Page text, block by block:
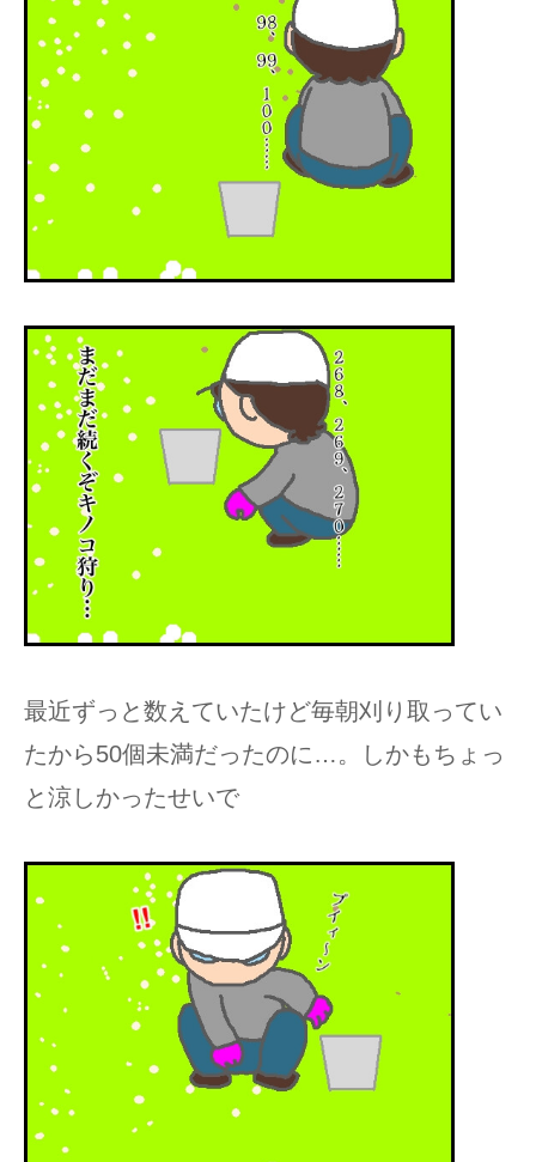
最近ずっと数えていたけど毎朝刈り取ってい
たから50個未満だったのに…。しかもちょっ
と涼しかったせいで